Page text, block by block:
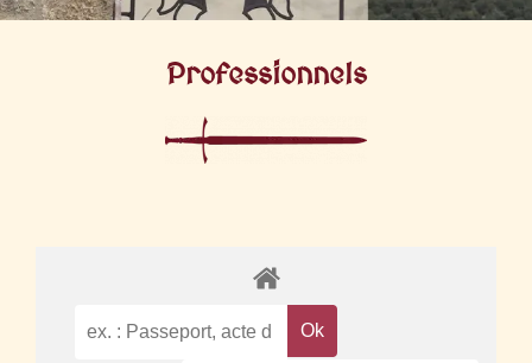
Professionnels